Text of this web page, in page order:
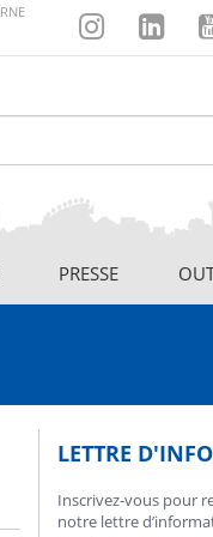
InstagramLinkedin
PRESSE
LETTRE
Inscrivez-vous pour
notre lettre